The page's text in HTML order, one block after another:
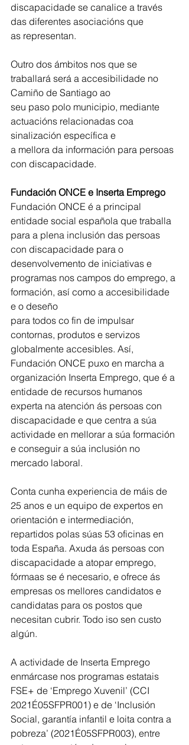
discapacidade se canalice a través
das diferentes asociacións que
as representan.
Outro dos ámbitos nos que se
traballará será a accesibilidade no
Camiño de Santiago ao
seu paso polo municipio, mediante
actuacións relacionadas coa
sinalización específica e
a mellora da información para persoas
con discapacidade.
Fundación ONCE e Inserta Emprego
Fundación ONCE é a principal
entidade social española que traballa
para a plena inclusión das persoas
con discapacidade para o
desenvolvemento de iniciativas e
programas nos campos do emprego, a
formación, así como a accesibilidade
e o deseño
para todos co fin de impulsar
contornas, produtos e servizos
globalmente accesibles. Así,
Fundación ONCE puxo en marcha a
organización Inserta Emprego, que é a
entidade de recursos humanos
experta na atención ás persoas con
discapacidade e que centra a súa
actividade en mellorar a súa formación
e conseguir a súa inclusión no
mercado laboral.
Conta cunha experiencia de máis de
25 anos e un equipo de expertos en
orientación e intermediación,
repartidos polas súas 53 oficinas en
toda España. Axuda ás persoas con
discapacidade a atopar emprego,
fórmaas se é necesario, e ofrece ás
empresas os mellores candidatos e
candidatas para os postos que
necesitan cubrir. Todo iso sen custo
algún.
A actividade de Inserta Emprego
enmárcase nos programas estatais
FSE+ de ‘Emprego Xuvenil’ (CCI
2021É05SFPR001) e de ‘Inclusión
Social, garantía infantil e loita contra a
pobreza’ (2021É05SFPR003), entre